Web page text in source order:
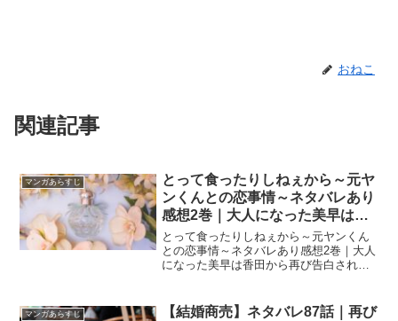
おねこ
関連記事
マンガあらすじ
とって食ったりしねぇから～元ヤ
ンくんとの恋事情～ネタバレあり
感想2巻｜大人になった美早は香
田から再び告白される！？
とって食ったりしねぇから～元ヤンくん
との恋事情～ネタバレあり感想2巻｜大人
になった美早は香田から再び告白され
マンガあらすじ
【結婚商売】ネタバレ87話｜再び